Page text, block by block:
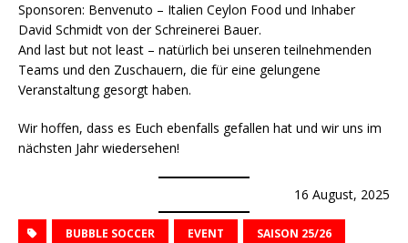
Sponsoren: Benvenuto – Italien Ceylon Food und Inhaber
David Schmidt von der Schreinerei Bauer.
And last but not least – natürlich bei unseren teilnehmenden
Teams und den Zuschauern, die für eine gelungene
Veranstaltung gesorgt haben.
Wir hoffen, dass es Euch ebenfalls gefallen hat und wir uns im
nächsten Jahr wiedersehen!
16 August, 2025
BUBBLE SOCCER EVENT SAISON 25/26